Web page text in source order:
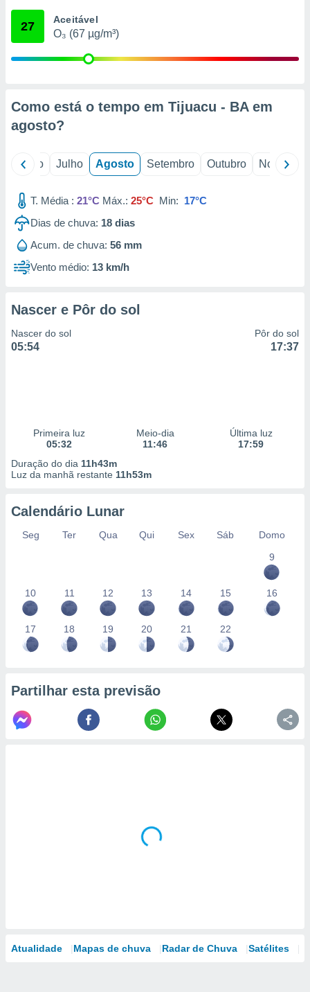
através
1199
27 Aceitável
O₃ (67 µg/m³)
Como está o tempo em Tijuacu - BA em
agosto?
Junho Julho Agosto Setembro Outubro Novembro
T. Média : 21°C Máx.: 25°C Min: 17°C
Dias de chuva: 18 dias
Acum. de chuva: 56 mm
Vento médio: 13 km/h
Nascer e Pôr do sol
Nascer do sol
05:54
Pôr do sol
17:37
Primeira luz
05:32
Meio-dia
11:46
Última luz
17:59
Duração do dia 11h43m
Luz da manhã restante 11h53m
Calendário Lunar
Seg Ter Qua Qui Sex Sáb
Domo
9
10 11 12 13 14 15 16
17 18 19 20 21 22
Partilhar esta previsão
Atualidade Mapas de chuva Radar de Chuva Satélites